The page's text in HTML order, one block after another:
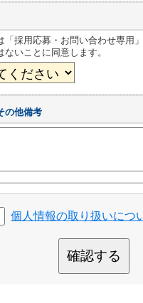
「採用応募・お問い合わせ専用
ないことに同意します。
の他備考
個人情報の取り扱いにつ
確認する